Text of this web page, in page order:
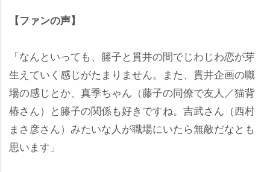
【ファンの声】
「なんといっても、籐子と貫井の間でじわじわ恋が芽
生えていく感じがたまりません。また、貫井企画の職
場の感じとか、真季ちゃん（藤子の同僚で友人／猫背
椿さん）と籐子の関係も好きですね。吉武さん（西村
まさ彦さん）みたいな人が職場にいたら無敵だなとも
思います」